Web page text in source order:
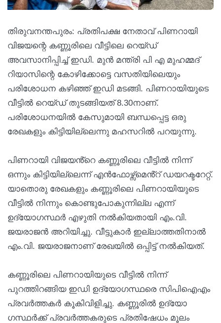
തിരുവനന്തപുരം: പ്രതിപക്ഷ നേതാവ് പിണറായി
വിജയന്റെ കണ്ണൂരിലെ വീട്ടിലെ റെയ്ഡ്
അവസാനിപ്പിച്ച് ഇഡി. മുൻ മന്ത്രി പി എ മുഹമ്മദ്
റിയാസിന്റെ കോഴിക്കോട്ടെ വസതിയിലെയും
പരിശോധന കഴിഞ്ഞ് ഇഡി മടങ്ങി. പിണറായിയുടെ
വീട്ടിൽ റെയ്‌ഡ്‌ തുടങ്ങിയത് 8.30നാണ്.
പരിശോധനയിൽ കേസുമായി ബന്ധപ്പെട്ട ഒരു
രേഖകളും കിട്ടിയില്ലെന്നു മഹസറിൽ പറയുന്നു.
പിണറായി വിജയൻ്റെ കണ്ണൂരിലെ വീട്ടിൽ നിന്ന്
ഒന്നും കിട്ടിയില്ലെന്ന് എൻഫോഴ്സ്മെൻ്റ് ഡയറക്ടറേറ്റ്.
യാതൊരു രേഖകളും കണ്ണൂരിലെ പിണറായിയുടെ
വീട്ടിൽ നിന്നും കൊണ്ടുപോകുന്നില്ല എന്ന്
ഉദ്യോഗസ്ഥർ എഴുതി നൽകിയതായി എം.വി.
ജയരാജൻ അറിയിച്ചു. വീട്ടുകാർ ഇല്ലാത്തതിനാൽ
എം.വി. ജയരാജനാണ് രേഖയിൽ ഒപ്പിട്ട് നൽകിയത്.
കണ്ണൂരിലെ പിണറായിയുടെ വീട്ടിൽ നിന്ന്
പുറത്തിറങ്ങിയ ഇഡി ഉദ്യോഗസ്ഥരെ സിപിഐഎം
പ്രവർത്തകർ കൂകിവിളിച്ചു. കണ്ണൂരിൽ ഉദ്യോ​
ഗസ്ഥർക്ക് പ്രവർത്തകരുടെ പ്രതിഷേധം മൂലം